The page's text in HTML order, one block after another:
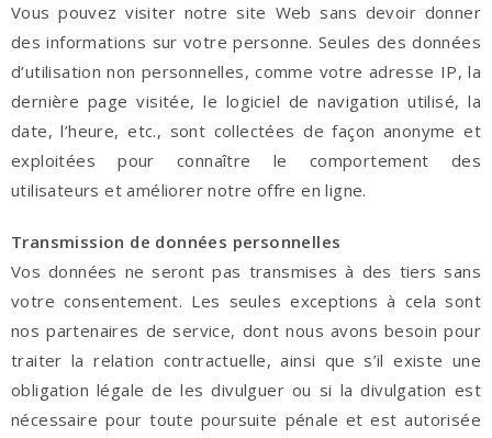
Vous pouvez visiter notre site Web sans devoir donner
des informations sur votre personne. Seules des données
d’utilisation non personnelles, comme votre adresse IP, la
dernière page visitée, le logiciel de navigation utilisé, la
date, l’heure, etc., sont collectées de façon anonyme et
exploitées pour connaître le comportement des
utilisateurs et améliorer notre offre en ligne.
Transmission de données personnelles
Vos données ne seront pas transmises à des tiers sans
votre consentement. Les seules exceptions à cela sont
nos partenaires de service, dont nous avons besoin pour
traiter la relation contractuelle, ainsi que s’il existe une
obligation légale de les divulguer ou si la divulgation est
nécessaire pour toute poursuite pénale et est autorisée